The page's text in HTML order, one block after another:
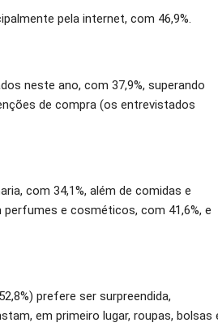
pela internet, com 46,9%.
neste ano, com 37,9%, superando
de compra (os entrevistados
com 34,1%, além de comidas e
e cosméticos, com 41,6%, e
prefere ser surpreendida,
em primeiro lugar, roupas, bolsas